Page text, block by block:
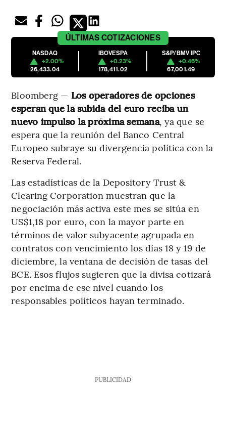
ÚLTIMAS COTIZACIONES
NASDAQ
+2.00%
26,433.04
IBOVESPA
+0.23%
178,411.02
S&P/BMV IPC
+0.46%
67,001.49
Bloomberg — Los operadores de opciones
esperan que la subida del euro reciba un
nuevo impulso la próxima semana, ya que se
espera que la reunión del Banco Central
Europeo subraye su divergencia política con la
Reserva Federal.
Las estadísticas de la Depository Trust &
Clearing Corporation muestran que la
negociación más activa este mes se sitúa en
US$1,18 por euro, con la mayor parte en
términos de valor subyacente agrupada en
contratos con vencimiento los días 18 y 19 de
diciembre, la ventana de decisión de tasas del
BCE. Esos flujos sugieren que la divisa cotizará
por encima de ese nivel cuando los
responsables políticos hayan terminado.
PUBLICIDAD